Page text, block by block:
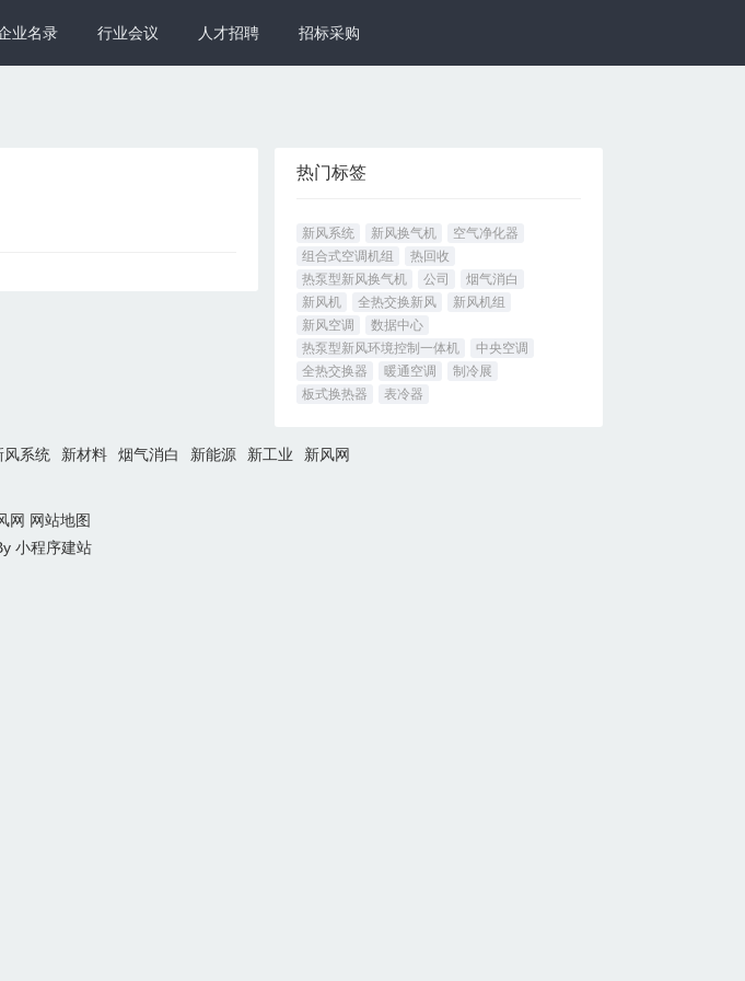
业名录 行业会议 人才招聘 招标采购
热门标签
新风系统 新风换气机
空气净化器
组合式空调机组
热回收
热泵型新风换气机
公司
烟气消白
新风机
全热交换新风
新风机组
新风空调
数据中心
热泵型新风环境控制一体机
中央空调
全热交换器
暖通空调
制冷展
板式换热器
表冷器
风系统 新材料 烟气消白 新能源 新工业 新风网
网 网站地图
小程序建站